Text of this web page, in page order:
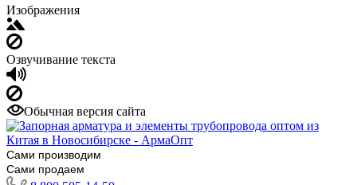
Изображения
Озвучивание текста
Обычная версия сайта
Сами производим
Сами продаем